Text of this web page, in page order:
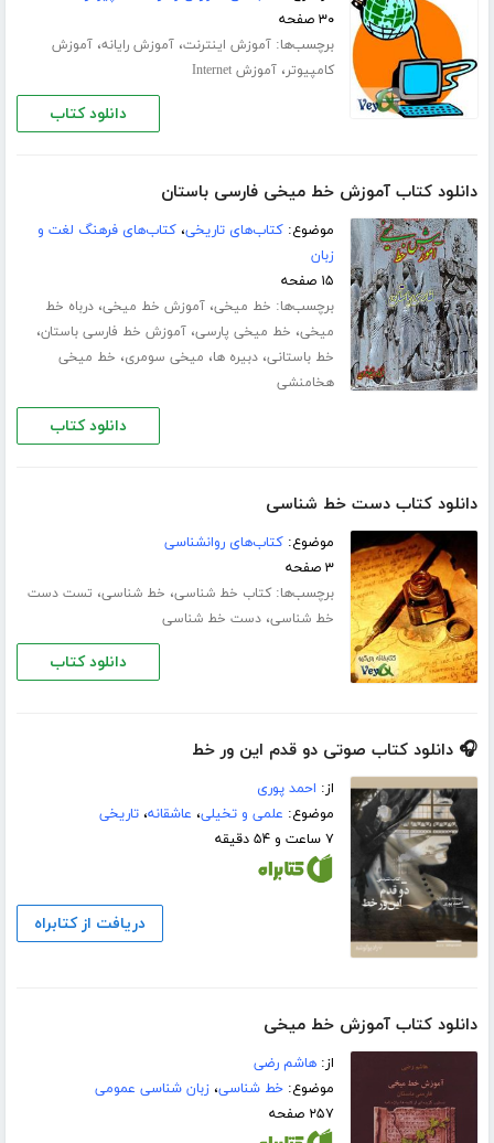
۳۰ صفحه
برچسب‌ها:آموزش اینترنت،آموزش رایانه،آموزش
کامپیوتر،آموزش Internet
دانلود کتاب
دانلود کتاب آموزش خط میخی فارسی باستان
موضوع:کتاب‌های تاریخی،کتاب‌های فرهنگ لغت و
زبان
۱۵ صفحه
برچسب‌ها: خط میخی،آموزش خط میخی،درباه خط
میخی، خط میخی پارسی،آموزش خط فارسی باستان،
خط باستانی،دبیره ها، میخی سومری، خط میخی
هخامنشی
دانلود کتاب
دانلود کتاب دست خط شناسی
موضوع:کتاب‌های روانشناسی
۳ صفحه
برچسب‌ها:کتاب خط شناسی، خط شناسی، تست دست
خط شناسی،دست خط شناسی
دانلود کتاب
🎧 دانلود کتاب صوتی دو قدم این ور خط
از: احمد پوری
موضوع: علمی و تخیلی، عاشقانه،تاریخی
۷ ساعت و ۵۴ دقیقه
دریافت از کتابراه
دانلود کتاب آموزش خط میخی
از:هاشم رضی
موضوع:خط شناسی،زبان شناسی عمومی
۲۵۷ صفحه